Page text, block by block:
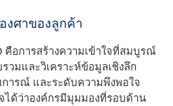
งศาของลูกค้า
คือการสร้างความเข้าใจที่สมบูรณ์
วมและวิเคราะห์ข้อมูลเชิงลึก
ารณ์ และระดับความพึงพอใจ
ได้ว่าองค์กรมีมุมมองที่รอบด้าน